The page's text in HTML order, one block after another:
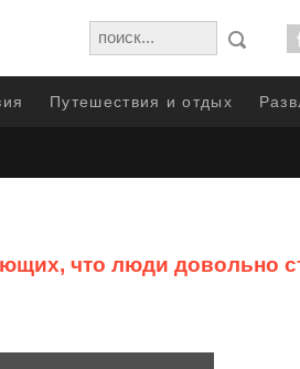
Путешествия и отдых
что люди довольно